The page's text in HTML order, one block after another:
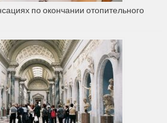
по окончании отопительного